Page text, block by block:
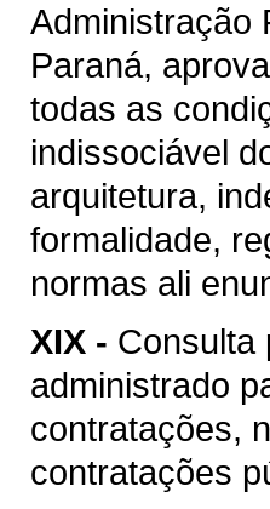
Administração
Paraná,
todas as
indissociável
arquitetura,
formalidade,
normas ali
XIX - Consulta
administrado
contratações,
contratações